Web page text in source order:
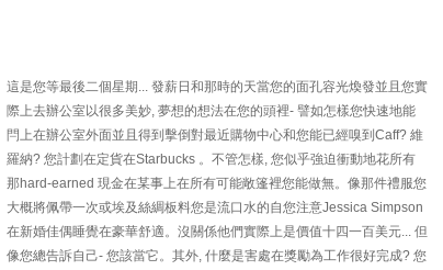
這是您等最後二個星期... 發薪日和那時的天當您的面孔容光煥發並且您實
際上去辦公室以很多美妙, 夢想的想法在您的頭裡- 譬如怎樣您快速地能
閂上在辦公室外面並且得到擊倒對最近購物中心和您能已經嗅到Caff? 維
羅納? 您計劃在定貨在Starbucks 。不管怎樣, 您似乎強迫衝動地花所有
那hard-earned 現金在某事上在所有可能敞篷裡您能做無。像那件禮服您
大概將佩帶一次或埃及絲綢板料您是流口水的自您注意Jessica Simpson
在新婚佳偶睡覺在豪華舒適。沒關係他們實際上是價值十四一百美元... 但
像您總告訴自己- 您該當它。其外, 什麼是害處在獎勵為工作很好完成? 您